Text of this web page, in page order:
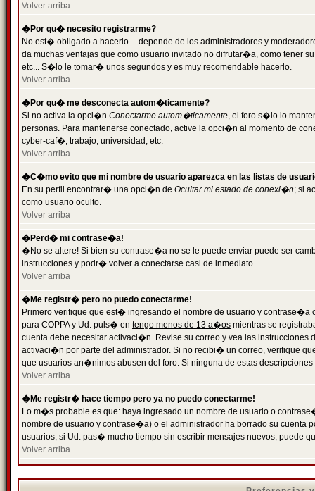
Volver arriba
�Por qu� necesito registrarme?
No est� obligado a hacerlo -- depende de los administradores y
da muchas ventajas que como usuario invitado no difrutar�a, como tener
etc... S�lo le tomar� unos segundos y es muy recomendable hacerlo.
Volver arriba
�Por qu� me desconecta autom�ticamente?
Si no activa la opci�n Conectarme autom�ticamente, el foro s�lo lo
personas. Para mantenerse conectado, active la opci�n al momento de
cyber-caf�, trabajo, universidad, etc.
Volver arriba
�C�mo evito que mi nombre de usuario aparezca en las listas de
En su perfil encontrar� una opci�n de Ocultar mi estado de conexi�n; si
como usuario oculto.
Volver arriba
�Perd� mi contrase�a!
�No se altere! Si bien su contrase�a no se le puede enviar puede ser
instrucciones y podr� volver a conectarse casi de inmediato.
Volver arriba
�Me registr� pero no puedo conectarme!
Primero verifique que est� ingresando el nombre de usuario y
para COPPA y Ud. puls� en tengo menos de 13 a�os mientras se
cuenta debe necesitar activaci�n. Revise su correo y vea las
activaci�n por parte del administrador. Si no recibi� un correo, verifique
que usuarios an�nimos abusen del foro. Si ninguna de estas
Volver arriba
�Me registr� hace tiempo pero ya no puedo conectarme!
Lo m�s probable es que: haya ingresado un nombre de usuario o
nombre de usuario y contrase�a) o el administrador ha borrado su
usuarios, si Ud. pas� mucho tiempo sin escribir mensajes nuevos, puede
Volver arriba